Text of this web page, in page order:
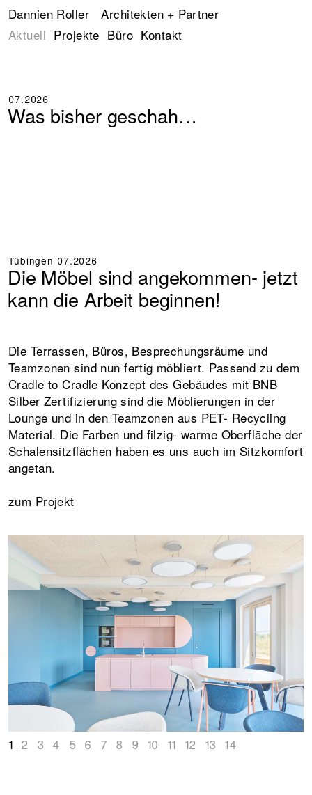
Dannien Roller
Architekten + Partner
Aktuell Projekte Büro Kontakt
07.2026
Was bisher geschah…
Tübingen 07.2026
Die Möbel sind angekommen- jetzt
kann die Arbeit beginnen!
Die Terrassen, Büros, Besprechungsräume und
Teamzonen sind nun fertig möbliert. Passend zu dem
Cradle to Cradle Konzept des Gebäudes mit BNB
Silber Zertifizierung sind die Möblierungen in der
Lounge und in den Teamzonen aus PET- Recycling
Material. Die Farben und filzig- warme Oberfläche der
Schalensitzflächen haben es uns auch im Sitzkomfort
angetan.
zum Projekt
1 2 3 4 5 6 7 8 9 10 11 12 13 14
+ +